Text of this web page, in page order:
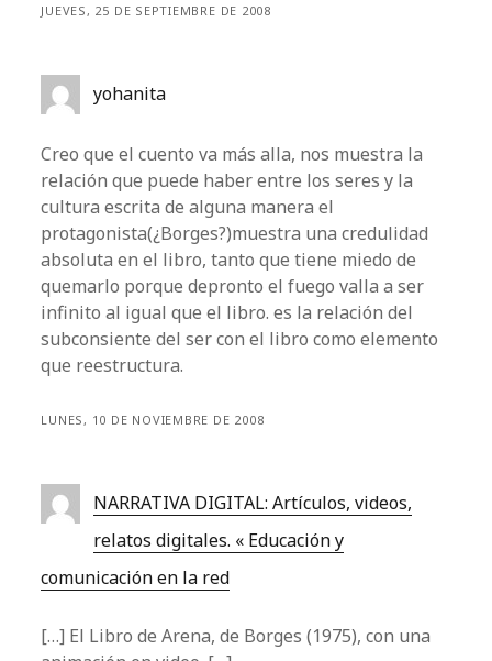
JUEVES, 25 DE SEPTIEMBRE DE 2008
yohanita
Creo que el cuento va más alla, nos muestra la
relación que puede haber entre los seres y la
cultura escrita de alguna manera el
protagonista(¿Borges?)muestra una credulidad
absoluta en el libro, tanto que tiene miedo de
quemarlo porque depronto el fuego valla a ser
infinito al igual que el libro. es la relación del
subconsiente del ser con el libro como elemento
que reestructura.
LUNES, 10 DE NOVIEMBRE DE 2008
NARRATIVA DIGITAL: Artículos, videos,
relatos digitales. « Educación y
comunicación en la red
[…] El Libro de Arena, de Borges (1975), con una